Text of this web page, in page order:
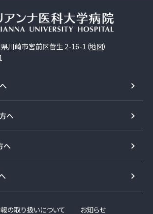
川崎市宮前区菅生 2-16-1（地図）
へ
へ
の取り扱いについて お知らせ